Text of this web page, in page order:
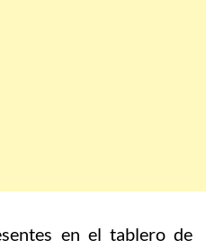
en el tablero de